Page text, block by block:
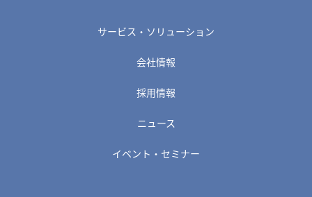
サービス・ソリューション
会社情報
採用情報
ニュース
イベント・セミナー